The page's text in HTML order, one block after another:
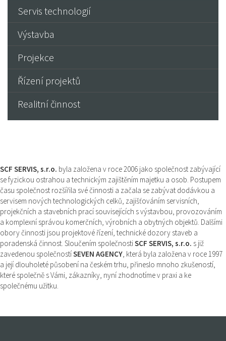
Servis technologií
Výstavba
Projekce
Řízení projektů
Realitní činnost
SCF SERVIS, s.r.o. byla založena v roce 2006 jako společnost zabývající
se fyzickou ostrahou a technickým zajištěním majetku a osob. Postupem
času společnost rozšířila své činnosti a začala se zabývat dodávkou a
servisem nových technologických celků, zajišťováním servisních,
projekčních a stavebních prací souvisejících s výstavbou, provozováním
a komplexní správou komerčních, výrobních a obytných objektů. Dalšími
obory činnosti jsou projektové řízení, technické dozory staveb a
poradenská činnost. Sloučením společnostiSCF SERVIS, s.r.o. s již
zavedenou společnostíSEVEN AGENCY, která byla založena v roce 1997
a její dlouholeté působení na českém trhu, přineslo mnoho zkušeností,
které společně s Vámi, zákazníky, nyní zhodnotíme v praxi a ke
společnému užitku.